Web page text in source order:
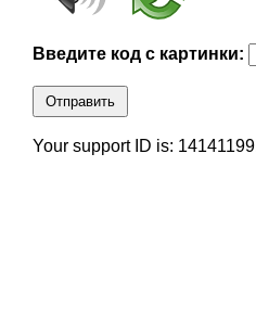
Введите код с картинки:
Отправить
Your support ID is: